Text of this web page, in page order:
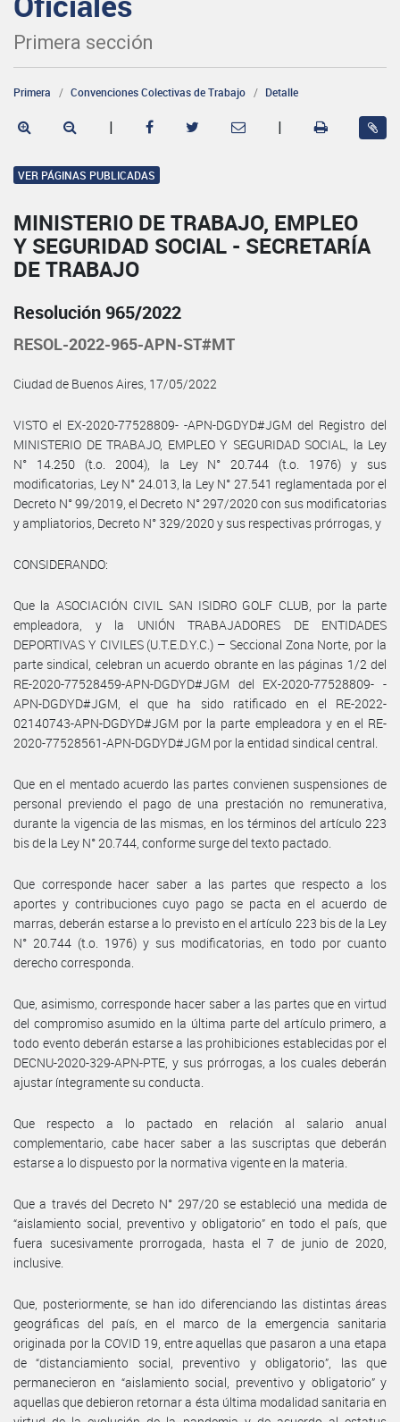
Primera sección
Primera Convenciones Colectivas de Trabajo Detalle
| |
VER PÁGINAS PUBLICADAS
MINISTERIO DE TRABAJO, EMPLEO
Y SEGURIDAD SOCIAL - SECRETARÍA
DE TRABAJO
Resolución 965/2022
RESOL-2022-965-APN-ST#MT
Ciudad de Buenos Aires, 17/05/2022
VISTO el EX-2020-77528809- -APN-DGDYD#JGM del Registro del
MINISTERIO DE TRABAJO, EMPLEO Y SEGURIDAD SOCIAL, la Ley
N° 14.250 (t.o. 2004), la Ley N° 20.744 (t.o. 1976) y sus
modificatorias, Ley N° 24.013, la Ley N° 27.541 reglamentada por el
Decreto N° 99/2019, el Decreto N° 297/2020 con sus modificatorias
y ampliatorios, Decreto N° 329/2020 y sus respectivas prórrogas, y
CONSIDERANDO:
Que la ASOCIACIÓN CIVIL SAN ISIDRO GOLF CLUB, por la parte
empleadora, y la UNIÓN TRABAJADORES DE ENTIDADES
DEPORTIVAS Y CIVILES (U.T.E.D.Y.C.) – Seccional Zona Norte, por la
parte sindical, celebran un acuerdo obrante en las páginas 1/2 del
RE-2020-77528459-APN-DGDYD#JGM del EX-2020-77528809- -
APN-DGDYD#JGM, el que ha sido ratificado en el RE-2022-
02140743-APN-DGDYD#JGM por la parte empleadora y en el RE-
2020-77528561-APN-DGDYD#JGM por la entidad sindical central.
Que en el mentado acuerdo las partes convienen suspensiones de
personal previendo el pago de una prestación no remunerativa,
durante la vigencia de las mismas, en los términos del artículo 223
bis de la Ley N° 20.744, conforme surge del texto pactado.
Que corresponde hacer saber a las partes que respecto a los
aportes y contribuciones cuyo pago se pacta en el acuerdo de
marras, deberán estarse a lo previsto en el artículo 223 bis de la Ley
N° 20.744 (t.o. 1976) y sus modificatorias, en todo por cuanto
derecho corresponda.
Que, asimismo, corresponde hacer saber a las partes que en virtud
del compromiso asumido en la última parte del artículo primero, a
todo evento deberán estarse a las prohibiciones establecidas por el
DECNU-2020-329-APN-PTE, y sus prórrogas, a los cuales deberán
ajustar íntegramente su conducta.
Que respecto a lo pactado en relación al salario anual
complementario, cabe hacer saber a las suscriptas que deberán
estarse a lo dispuesto por la normativa vigente en la materia.
Que a través del Decreto N° 297/20 se estableció una medida de
“aislamiento social, preventivo y obligatorio” en todo el país, que
fuera sucesivamente prorrogada, hasta el 7 de junio de 2020,
inclusive.
Que, posteriormente, se han ido diferenciando las distintas áreas
geográficas del país, en el marco de la emergencia sanitaria
originada por la COVID 19, entre aquellas que pasaron a una etapa
de “distanciamiento social, preventivo y obligatorio”, las que
permanecieron en “aislamiento social, preventivo y obligatorio” y
aquellas que debieron retornar a ésta última modalidad sanitaria en